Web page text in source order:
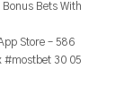
Bets With
Store – 586
#mostbet 30 05